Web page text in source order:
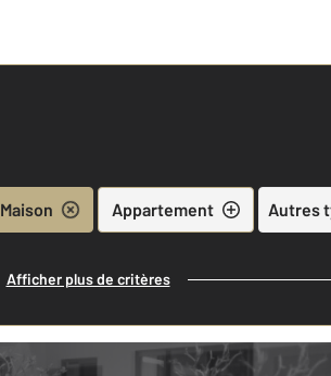
Maison Appartement Autres
Afficher plus de critères